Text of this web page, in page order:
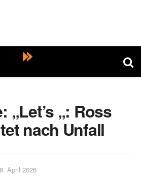
„Let’s „: Ross
nach Unfall
April 2026